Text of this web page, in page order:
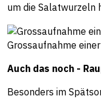
um die Salatwurzeln
Grossaufnahme
Auch das noch -
Besonders im